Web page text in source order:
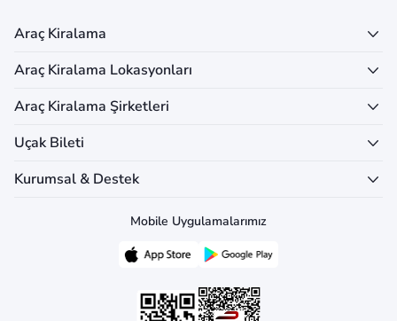
Araç Kiralama
Araç Kiralama Lokasyonları
Araç Kiralama Şirketleri
Uçak Bileti
Kurumsal & Destek
Mobile Uygulamalarımız